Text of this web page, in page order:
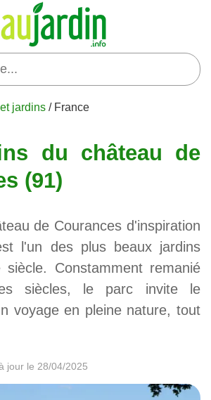
jardins / France
du château de
(91)
de Courances d'inspiration
l'un des plus beaux jardins
Constamment remanié
siècles, le parc invite le
voyage en pleine nature, tout
jour le 28/04/2025